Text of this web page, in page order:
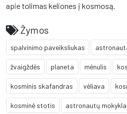
apie tolimas keliones į kosmosą.
Žymos
spalvinimo paveiksliukas
žvaigždės planeta mėnulis
kosminis skafandras vėliava
kosminė stotis astronautų mokykla